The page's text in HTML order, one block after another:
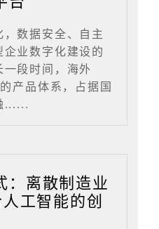
数据安全、自主
业数字化建设的
段时间，海外
产品体系，占据国
......
：离散制造业
工智能的创